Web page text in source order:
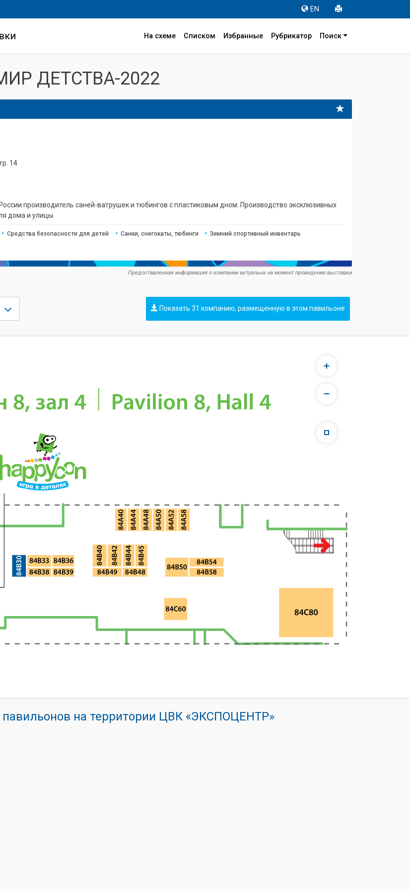
EN
На схеме Списком Избранные Рубрикатор Поиск
ДЕТСТВА-2022
14
производитель саней-ватрушек и тюбингов с пластиковым дном. Производство эксклюзивных
дома и улицы.
Средства безопасности для детей Санки, снегокаты, тюбинги
Зимний спортивный инвентарь
Предоставленная информация о компании актуальна на момент проведения выставки
Показать 31 компанию, размещенную в этом павильоне
на территории ЦВК «ЭКСПОЦЕНТР»